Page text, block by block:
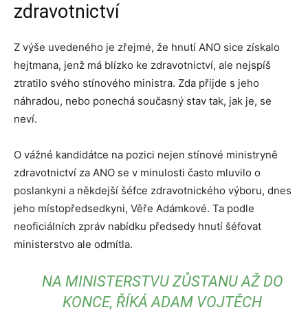
zdravotnictví
Z výše uvedeného je zřejmé, že hnutí ANO sice získalo
hejtmana, jenž má blízko ke zdravotnictví, ale nejspíš
ztratilo svého stínového ministra. Zda přijde s jeho
náhradou, nebo ponechá současný stav tak, jak je, se
neví.
O vážné kandidátce na pozici nejen stínové ministryně
zdravotnictví za ANO se v minulosti často mluvilo o
poslankyni a někdejší šéfce zdravotnického výboru, dnes
jeho místopředsedkyni, Věře Adámkové. Ta podle
neoficiálních zpráv nabídku předsedy hnutí šéfovat
ministerstvo ale odmítla.
NA MINISTERSTVU ZŮSTANU AŽ DO
KONCE, ŘÍKÁ ADAM VOJTĚCH